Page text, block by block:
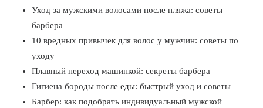
Уход за мужскими волосами после пляжа: советы
барбера
10 вредных привычек для волос у мужчин: советы по
уходу
Плавный переход машинкой: секреты барбера
Гигиена бороды после еды: быстрый уход и советы
Барбер: как подобрать индивидуальный мужской